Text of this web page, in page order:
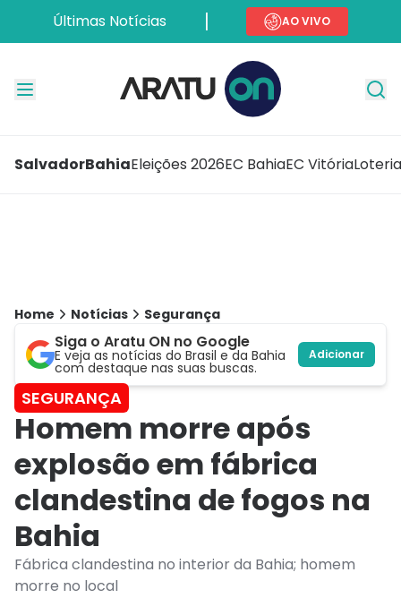
Últimas Notícias AO VIVO
SalvadorBahiaEleições 2026EC BahiaEC Vitória
Home Notícias Segurança
Siga o Aratu ON no Google
E veja as notícias do Brasil e da Bahia
com destaque nas suas buscas.
Adicionar
SEGURANÇA
Homem morre após
explosão em fábrica
clandestina de fogos na
Bahia
Fábrica clandestina no interior da Bahia; homem
morre no local